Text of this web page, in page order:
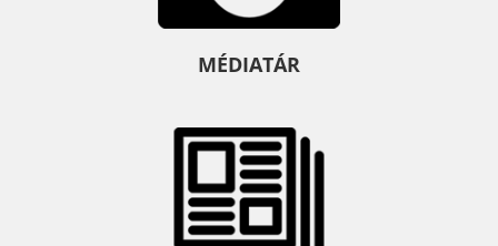
MÉDIATÁR